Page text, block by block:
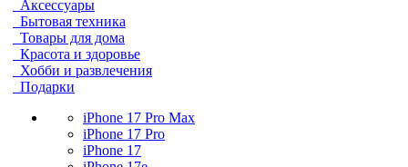
Аксессуары
Бытовая техника
Товары для дома
Красота и здоровье
Хобби и развлечения
Подарки
iPhone 17 Pro Max
iPhone 17 Pro
iPhone 17